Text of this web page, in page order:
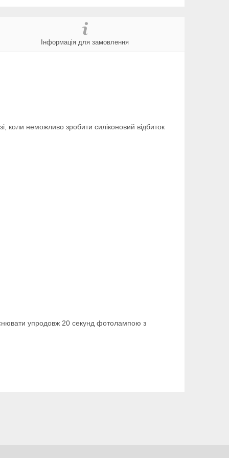
Інформація для замовлення
коли неможливо зробити силіконовий відбиток
упродовж 20 секунд фотолампою з